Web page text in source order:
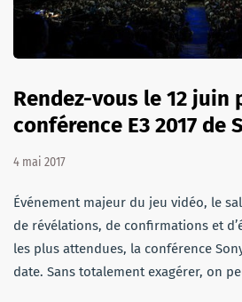
Rendez-vous le 12 juin
conférence E3 2017 de
4 mai 2017
Événement majeur du jeu vidéo, le
de révélations, de confirmations et
les plus attendues, la conférence
date. Sans totalement exagérer, on